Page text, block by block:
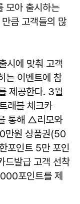
모아 출시하는
큼 고객들의 많
시에 맞춰 고객
는 이벤트에 참
제공한다. 3월
래블 체크카
통해 △리모와
만원 상품권(50
포인트 5만 포인
드발급 고객 선착
포인트를 제